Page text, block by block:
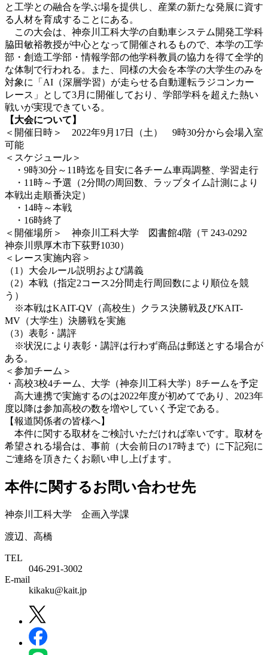
と工学との融合を学ぶ場を提供し、産業の新たな発展に資す
る人材を育成することにある。
この大会は、神奈川工科大学の自動車システム開発工学科
脇田敏裕教授が中心となって開催されるもので、本学の工学
部・創造工学部・情報学部の他学科教員の協力を得て全学的
な体制で行われる。また、同様の大会を本学の大学生のみを
対象に「AI（深層学習）が走らせる自動運転ラジコンカー
レース」として3月に開催しており、学部学科を超えた熱い
戦いが実現できている。
【大会について】
＜開催日時＞ 2022年9月17日（土） 9時30分から会場入室
可能
＜スケジュール＞
・9時30分～11時迄を目安に各チーム車両調整、学習走行
・11時～予選（2分間の周回数、ラップタイム計測により
本戦出走順番決定）
・14時～本戦
・16時終了
＜開催場所＞ 神奈川工科大学 図書館4階（〒243-0292
神奈川県厚木市下荻野1030）
＜レース実施内容＞
（1）大会ルール説明および講義
（2）本戦（指定2コース2分間走行周回数により順位を競
う）
※本戦はKAIT-QV（高校生）クラス決勝戦及びKAIT-
MV（大学生）決勝戦を実施
（3）表彰・講評
※状況により表彰・講評は行わず商品は郵送とする場合が
ある。
＜参加チーム＞
・高校3校4チーム、大学（神奈川工科大学）8チームを予定
高大連携で実施するのは2022年度が初めてであり、2023年
度以降は参加高校の数を増やしていく予定である。
【報道関係者の皆様へ】
本件に関する取材をご検討いただければ幸いです。取材を
希望される場合は、事前（大会前日の17時まで）に下記宛に
ご連絡を頂きたくお願い申し上げます。
本件に関するお問い合わせ先
神奈川工科大学 企画入学課
渡辺、高橋
TEL
046-291-3002
E-mail
kikaku@kait.jp